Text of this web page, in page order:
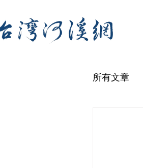
所有文章